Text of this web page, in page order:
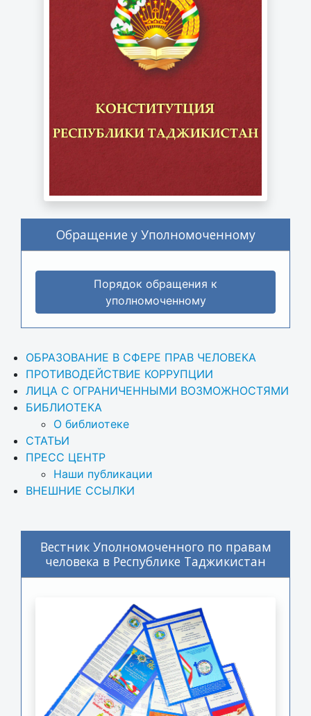
Обращение у Уполномоченному
Порядок обращения к
уполномоченному
ОБРАЗОВАНИЕ В СФЕРЕ ПРАВ ЧЕЛОВЕКА
ПРОТИВОДЕЙСТВИЕ КОРРУПЦИИ
ЛИЦА С ОГРАНИЧЕННЫМИ ВОЗМОЖНОСТЯМИ
БИБЛИОТЕКА
О библиотеке
СТАТЬИ
ПРЕСС ЦЕНТР
Наши публикации
ВНЕШНИЕ ССЫЛКИ
Вестник Уполномоченного по правам
человека в Республике Таджикистан